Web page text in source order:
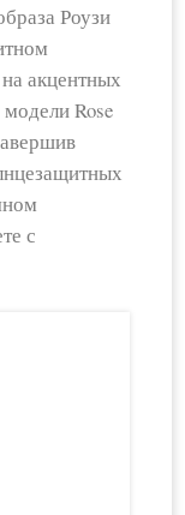
Роузи
акцентных
Rose
с